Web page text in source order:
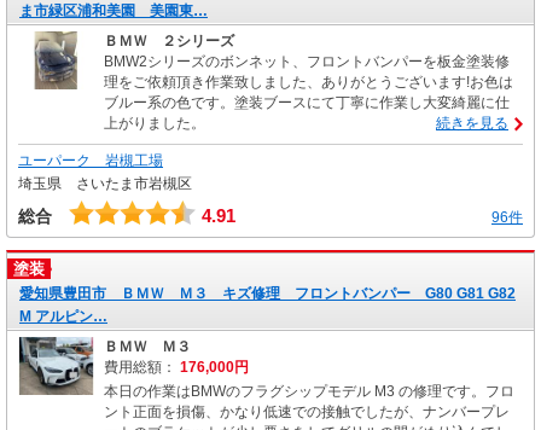
ま市緑区浦和美園 美園東…
ＢＭＷ ２シリーズ
BMW2シリーズのボンネット、フロントバンパーを板金塗装修
理をご依頼頂き作業致しました、ありがとうございます!お色は
ブルー系の色です。塗装ブースにて丁寧に作業し大変綺麗に仕
上がりました。
続きを見る
ユーパーク 岩槻工場
埼玉県 さいたま市岩槻区
総合 4.91 96件
塗装
愛知県豊田市 ＢＭＷ Ｍ３ キズ修理 フロントバンパー G80 G81 G82
M アルピン…
ＢＭＷ Ｍ３
費用総額： 176,000円
本日の作業はBMWのフラグシップモデル M3 の修理です。フロ
ント正面を損傷、かなり低速での接触でしたが、ナンバープレ